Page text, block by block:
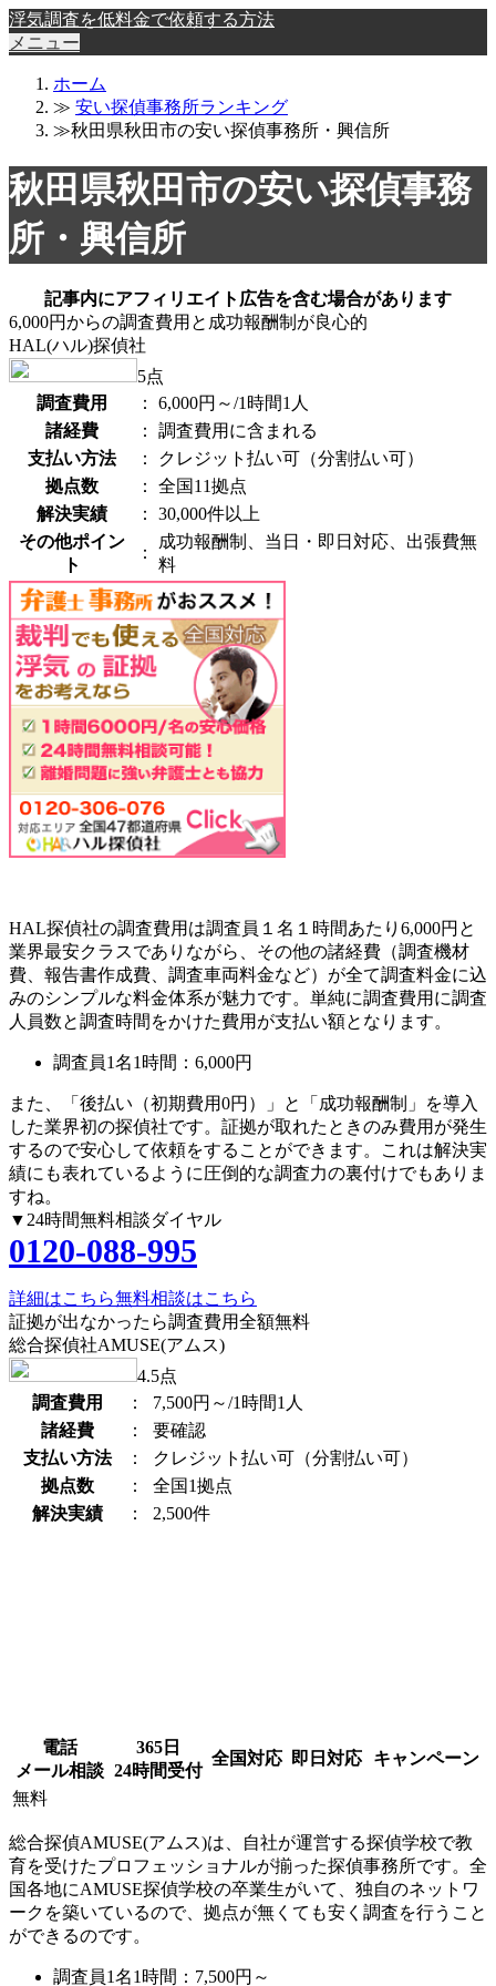
浮気調査を低料金で依頼する方法
メニュー
ホーム
≫ 安い探偵事務所ランキング
≫秋田県秋田市の安い探偵事務所・興信所
秋田県秋田市の安い探偵事務
所・興信所
記事内にアフィリエイト広告を含む場合があります
6,000円からの調査費用と成功報酬制が良心的
HAL(ハル)探偵社
5点
調査費用
：
6,000円～/1時間1人
諸経費
：
調査費用に含まれる
支払い方法
：
クレジット払い可（分割払い可）
拠点数
：
全国11拠点
解決実績
：
30,000件以上
その他ポイン
ト
：
成功報酬制、当日・即日対応、出張費無
料
HAL探偵社の調査費用は調査員１名１時間あたり6,000円と
業界最安クラスでありながら、その他の諸経費（調査機材
費、報告書作成費、調査車両料金など）が全て調査料金に込
みのシンプルな料金体系が魅力です。単純に調査費用に調査
人員数と調査時間をかけた費用が支払い額となります。
調査員1名1時間： 6,000円
また、 「後払い（初期費用0円）」 と 「成功報酬制」
を導入
した業界初の探偵社です。証拠が取れたときのみ費用が発生
するので安心して依頼をすることができます。これは解決実
績にも表れているように圧倒的な調査力の裏付けでもありま
すね。
▼24時間無料相談ダイヤル
0120-088-995
詳細はこちら無料相談はこちら
証拠が出なかったら調査費用全額無料
総合探偵社AMUSE(アムス)
4.5点
調査費用
：
7,500円～/1時間1人
諸経費
：
要確認
支払い方法
：
クレジット払い可（分割払い可）
拠点数
：
全国1拠点
解決実績
： 2,500件
電話
メール相談
365日
24時間受付
全国対応 即日対応 キャンペーン
無料
総合探偵AMUSE(アムス)は、自社が運営する探偵学校で教
育を受けたプロフェッショナルが揃った探偵事務所です。全
国各地にAMUSE探偵学校の卒業生がいて、独自のネットワ
ークを築いているので、拠点が無くても安く調査を行うこと
ができるのです。
調査員1名1時間： 7,500円～